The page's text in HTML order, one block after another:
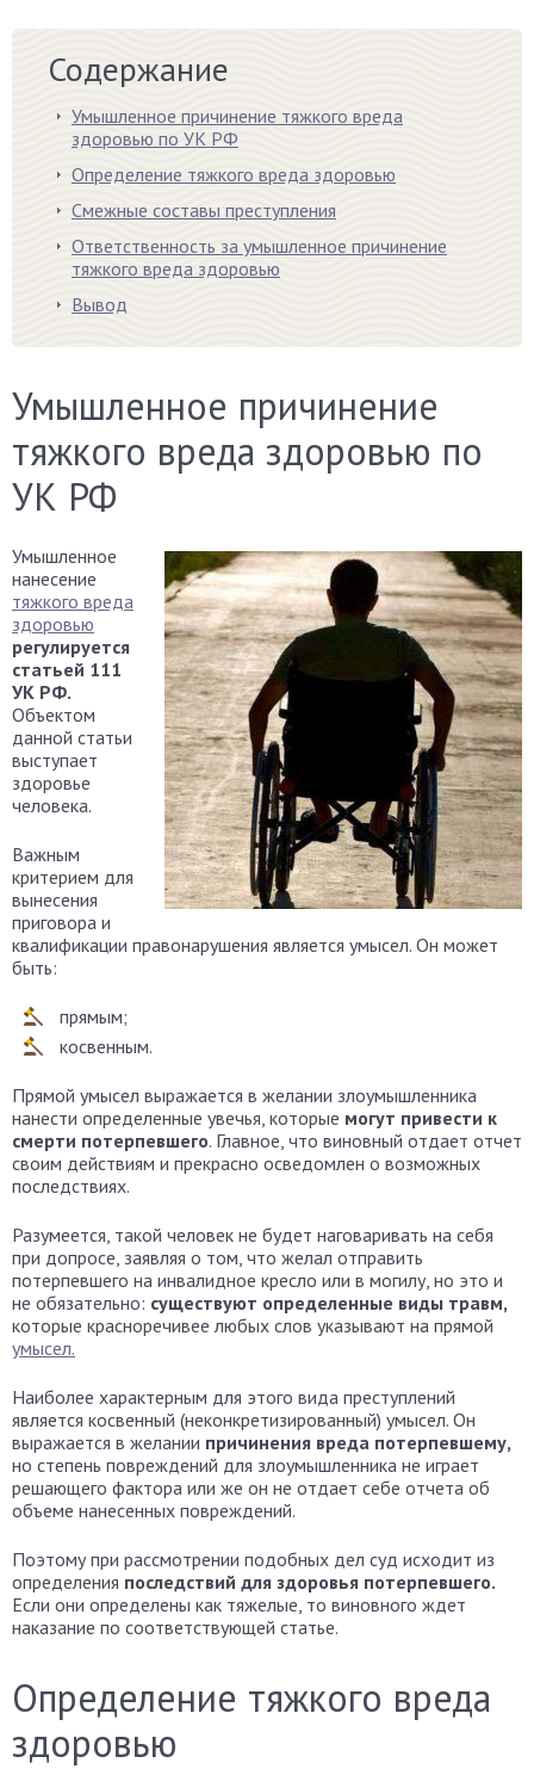
Содержание
Умышленное причинение тяжкого вреда
здоровью по УК РФ
Определение тяжкого вреда здоровью
Смежные составы преступления
Ответственность за умышленное причинение
тяжкого вреда здоровью
Вывод
Умышленное причинение
тяжкого вреда здоровью по
УК РФ
Умышленное
нанесение
тяжкого вреда
здоровью
регулируется
статьей 111
УК РФ.
Объектом
данной статьи
выступает
здоровье
человека.
Важным
критерием для
вынесения
приговора и
квалификации правонарушения является умысел. Он может
быть:
прямым;
косвенным.
Прямой умысел выражается в желании злоумышленника
нанести определенные увечья, которые могут привести к
смерти потерпевшего. Главное, что виновный отдает отчет
своим действиям и прекрасно осведомлен о возможных
последствиях.
Разумеется, такой человек не будет наговаривать на себя
при допросе, заявляя о том, что желал отправить
потерпевшего на инвалидное кресло или в могилу, но это и
не обязательно: существуют определенные виды травм,
которые красноречивее любых слов указывают на прямой
умысел.
Наиболее характерным для этого вида преступлений
является косвенный (неконкретизированный) умысел. Он
выражается в желании причинения вреда потерпевшему,
но степень повреждений для злоумышленника не играет
решающего фактора или же он не отдает себе отчета об
объеме нанесенных повреждений.
Поэтому при рассмотрении подобных дел суд исходит из
определения последствий для здоровья потерпевшего.
Если они определены как тяжелые, то виновного ждет
наказание по соответствующей статье.
Определение тяжкого вреда
здоровью